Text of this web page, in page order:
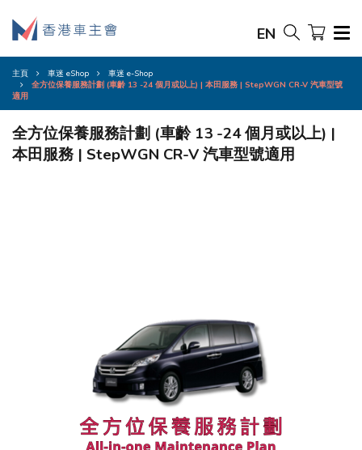
EN
主頁 車迷 eShop
車迷 e-Shop
全方位保養服務計劃 (車齡 13 -24 個月或以上) | 本田服務 | StepWGN CR-V 汽車型號
適用
全方位保養服務計劃 (車齡 13 -24 個月或以上) |
本田服務 | StepWGN CR-V 汽車型號適用